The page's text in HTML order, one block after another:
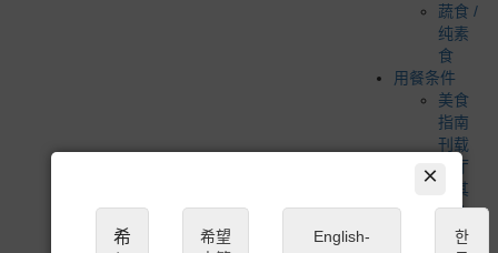
蔬食 /
纯素
食
用餐条件
美食
指南
刊载
餐厅
米其
林 1
×
希
希望
English-
한